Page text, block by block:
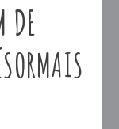
DE